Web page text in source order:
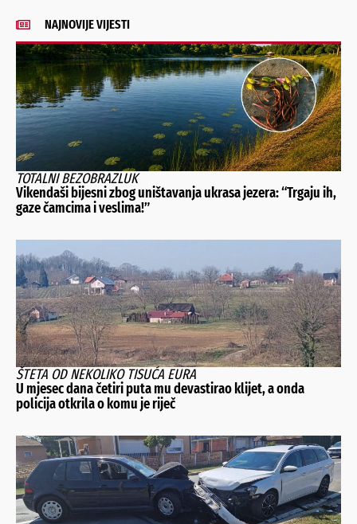
NAJNOVIJE VIJESTI
TOTALNI BEZOBRAZLUK
Vikendaši bijesni zbog uništavanja ukrasa jezera: “Trgaju ih,
gaze čamcima i veslima!”
ŠTETA OD NEKOLIKO TISUĆA EURA
U mjesec dana četiri puta mu devastirao klijet, a onda
policija otkrila o komu je riječ